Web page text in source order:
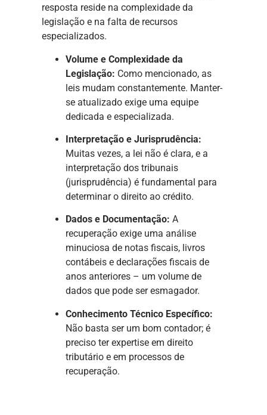
resposta reside na complexidade da
legislação e na falta de recursos
especializados.
Volume e Complexidade da
Legislação: Como mencionado, as
leis mudam constantemente. Manter-
se atualizado exige uma equipe
dedicada e especializada.
Interpretação e Jurisprudência:
Muitas vezes, a lei não é clara, e a
interpretação dos tribunais
(jurisprudência) é fundamental para
determinar o direito ao crédito.
Dados e Documentação: A
recuperação exige uma análise
minuciosa de notas fiscais, livros
contábeis e declarações fiscais de
anos anteriores – um volume de
dados que pode ser esmagador.
Conhecimento Técnico Específico:
Não basta ser um bom contador; é
preciso ter expertise em direito
tributário e em processos de
recuperação.